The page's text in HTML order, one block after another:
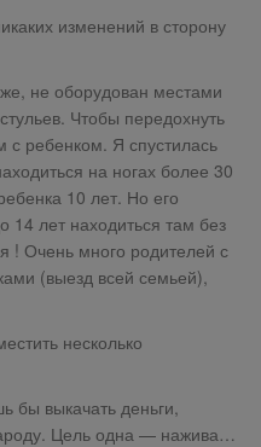
изменений в сторону
не оборудован местами
Чтобы передохнуть
с ребенком. Я спустилась
на ногах более 30
10 лет. Но его
14 лет находиться там без
! Очень много родителей с
(выезд всей семьей),
несколько
бы выкачать деньги,
Цель одна — нажива…